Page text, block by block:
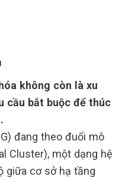
không còn là xu
cầu bắt buộc để thúc
đang theo đuổi mô
Cluster), một dạng hệ
giữa cơ sở hạ tầng